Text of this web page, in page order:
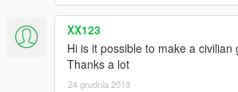
XX123
Hi is it possible to make a civilian
Thanks a lot
24 grudnia 2018